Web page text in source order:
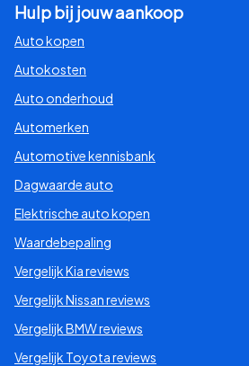
Hulp bij jouw aankoop
Auto kopen
Autokosten
Auto onderhoud
Automerken
Automotive kennisbank
Dagwaarde auto
Elektrische auto kopen
Waardebepaling
Vergelijk Kia reviews
Vergelijk Nissan reviews
Vergelijk BMW reviews
Vergelijk Toyota reviews